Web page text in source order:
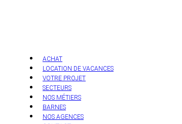
ACHAT
LOCATION DE VACANCES
VOTRE PROJET
SECTEURS
NOS MÉTIERS
BARNES
NOS AGENCES